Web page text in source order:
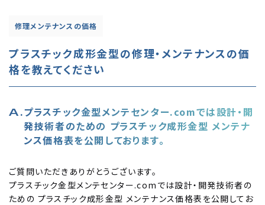
修理メンテナンスの価格
プラスチック成形金型の修理・メンテナンスの価
格を教えてください
プラスチック金型メンテセンター.comでは設計・開
発技術者のための プラスチック成形金型 メンテナ
ンス価格表を公開しております。
ご質問いただきありがとうございます。
プラスチック金型メンテセンター.comでは設計・開発技術者の
ための プラスチック成形金型 メンテナンス価格表を公開してお